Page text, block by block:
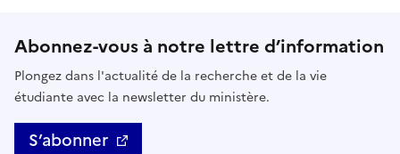
Abonnez-vous à notre lettre d’information
Plongez dans l'actualité de la recherche et de la vie
étudiante avec la newsletter du ministère.
S’abonner